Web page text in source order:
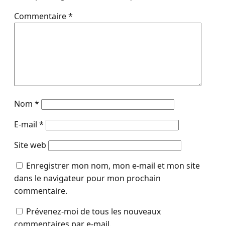
Commentaire*
Nom *
E-mail *
Site web
Enregistrer mon nom, mon e-mail et mon site
dans le navigateur pour mon prochain
commentaire.
Prévenez-moi de tous les nouveaux